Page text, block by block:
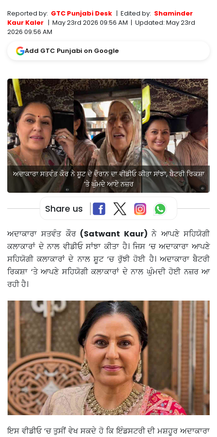
Reported by: GTC Punjabi Desk | Edited by: Shaminder
Kaur Kaler | May 23rd 2026 09:56 AM | Updated: May 23rd
2026 09:56 AM
Add GTC Punjabi on Google
ਅਦਾਕਾਰਾ ਸਤਵੰਤ ਕੌਰ ਨੇ ਸ਼ੂਟ ਦੇ ਦੌਰਾਨ ਦਾ ਵੀਡੀਓ ਕੀਤਾ ਸਾਂਝਾ, ਬੈਟਰੀ ਰਿਕਸ਼ਾ
‘ਤੇ ਘੁੰਮਦੇ ਆਏ ਨਜ਼ਰ
Share us
ਅਦਾਕਾਰਾ ਸਤਵੰਤ ਕੌਰ(Satwant Kaur)ਨੇ ਆਪਣੇ ਸਹਿਯੋਗੀ
ਕਲਾਕਾਰਾਂ ਦੇ ਨਾਲ ਵੀਡੀਓ ਸਾਂਝਾ ਕੀਤਾ ਹੈ। ਜਿਸ ‘ਚ ਅਦਾਕਾਰਾ ਆਪਣੇ
ਸਹਿਯੋਗੀ ਕਲਾਕਾਰਾਂ ਦੇ ਨਾਲ ਸ਼ੂਟ ‘ਚ ਰੁੱਝੀ ਹੋਈ ਹੈ। ਅਦਾਕਾਰਾ ਬੈਟਰੀ
ਰਿਕਸ਼ਾ ‘ਤੇ ਆਪਣੇ ਸਹਿਯੋਗੀ ਕਲਾਕਾਰਾਂ ਦੇ ਨਾਲ ਘੁੰਮਦੀ ਹੋਈ ਨਜ਼ਰ ਆ
ਰਹੀ ਹੈ।
ਇਸ ਵੀਡੀਓ ‘ਚ ਤੁਸੀਂ ਵੇਖ ਸਕਦੇ ਹੋ ਕਿ ਇੰਡਸਟਰੀ ਦੀ ਮਸ਼ਹੂਰ ਅਦਾਕਾਰਾ